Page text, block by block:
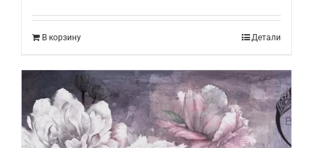
В корзину Детали